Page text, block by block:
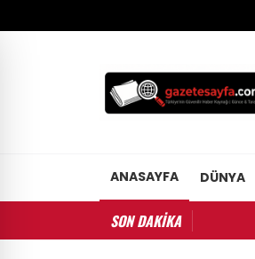
ANASAYFA DÜNYA
SON DAKİKA